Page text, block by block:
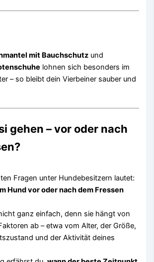
mit Bauchschutz und
lohnen sich besonders im
– so bleibt dein Vierbeiner sauber und
gehen – vor oder nach
Fragen unter Hundebesitzern lautet:
Hund vor oder nach dem Fressen
ganz einfach, denn sie hängt von
ab – etwa vom Alter, der Größe,
und der Aktivität deines